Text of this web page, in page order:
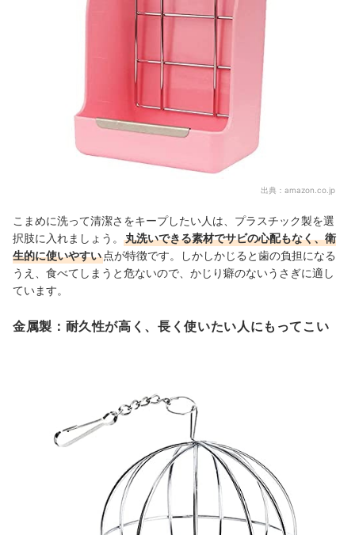
出典： amazon.co.jp
こまめに洗って清潔さをキープしたい人は、プラスチック製を選
択肢に入れましょう。
丸洗いできる素材でサビの心配もなく、衛
生的に使いやすい 点が特徴です。しかしかじると歯の負担になる
うえ、食べてしまうと危ないので、かじり癖のないうさぎに適し
ています。
金属製：耐久性が高く、長く使いたい人にもってこい